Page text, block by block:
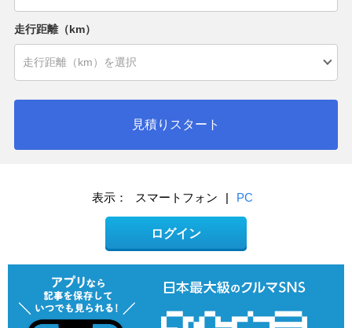
走行距離（km）
見積りスタート
表示： スマートフォン | PC
ログイン